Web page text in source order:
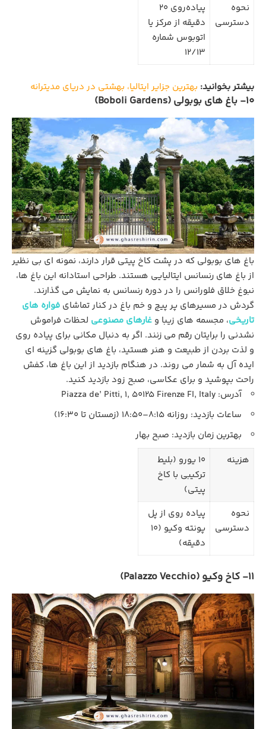
نحوه
دسترسی
پیاده‌روی 20
دقیقه از مرکز یا
اتوبوس شماره
12/13
بیشتر بخوانید: بهترین جزایر ایتالیا، بهشتی در دریای مدیترانه
10- باغ‌ های بوبولی (Boboli Gardens)
باغ‌ های بوبولی که در پشت کاخ پیتی قرار دارند، نمونه‌ ای بی‌ نظیر
از باغ‌ های رنسانس ایتالیایی‌ هستند. طراحی استادانه این باغ ها،
نبوغ خلاق فلورانس را در دوره رنسانس به نمایش می گذارند.
گردش در مسیرهای پر پیچ‌ و خم باغ در کنار تماشای فواره‌ های
تاریخی، مجسمه‌ های زیبا و غارهای مصنوعی لحظات فراموش
نشدنی را برایتان رقم می زنند. اگر به دنبال مکانی برای پیاده‌ روی
و لذت بردن از طبیعت و هنر هستید، باغ های بوبولی گزینه ای
ایده آل به شمار می روند. در هنگام بازدید از این باغ ها، کفش
راحت بپوشید و برای عکاسی، صبح زود بازدید کنید.
آدرس: Piazza de’ Pitti, 1, 50125 Firenze FI, Italy
ساعات بازدید: روزانه 8:15–18:50 (زمستان تا 16:30)
بهترین زمان بازدید: صبح بهار
هزینه
10 یورو (بلیط
ترکیبی با کاخ
پیتی)
نحوه
دسترسی
پیاده‌ روی از پل
پونته وکیو (10
دقیقه)
11- کاخ وکیو (Palazzo Vecchio)